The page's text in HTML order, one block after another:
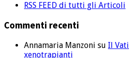
RSS FEED di tutti gli Articoli
Commenti recenti
Annamaria Manzoni su Il
xenotrapianti